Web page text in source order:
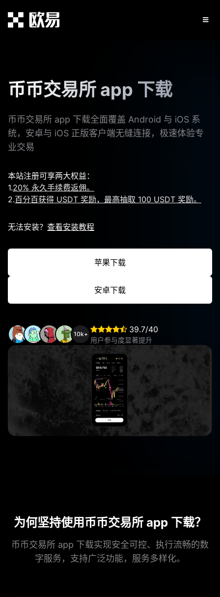
币币交易所 app 下载
币币交易所 app 下载全面覆盖 Android 与 iOS 系
统，安卓与 iOS 正版客户端无缝连接，极速体验专
业交易
本站注册可享两大权益：
1.20% 永久手续费返佣。
2.百分百获得 USDT 奖励，最高抽取 100 USDT 奖励。
无法安装？ 查看安装教程
苹果下载
安卓下载
10k+ 39.7/40
用户参与度显著提升
为何坚持使用币币交易所 app 下载？
币币交易所 app 下载实现安全可控、执行流畅的数
字服务，支持广泛功能，服务多样化。